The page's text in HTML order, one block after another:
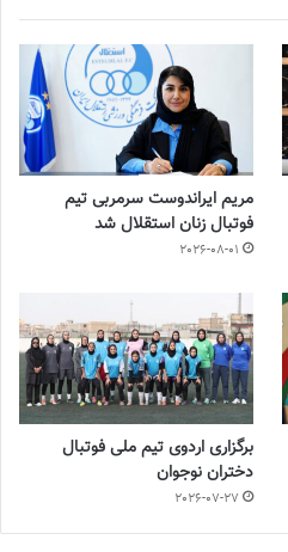
مریم ایراندوست سرمربی تیم
فوتبال زنان استقلال شد
2026-08-01
برگزاری اردوی تیم ملی فوتبال
دختران نوجوان
2026-07-27